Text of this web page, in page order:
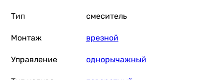
Imprese Praha New f03405501AA
4 300грн Купить
Тип смеситель
Монтаж врезной
Управление однорычажный